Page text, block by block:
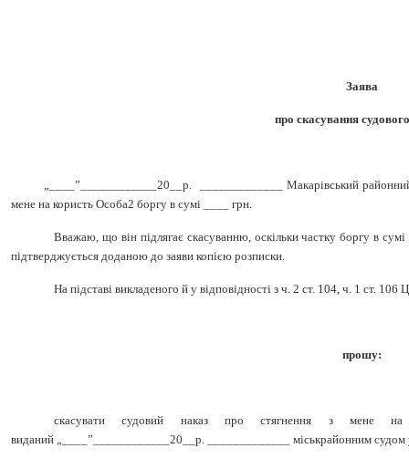
Заява
про скасування
„____”____________20__р.
Макарівський
мене на користь Особа2 боргу в сумі ____ грн.
Вважаю, що він підлягає скасуванню, оскільки частку боргу в
підтверджується доданою до заяви копією розписки.
На підставі викладеного й у відповідності з ч. 2 ст. 104, ч. 1 ст. 106
прошу:
скасувати судовий наказ про стягнення з мене
виданий
„____”____________20__р. _____________ міськрайонним